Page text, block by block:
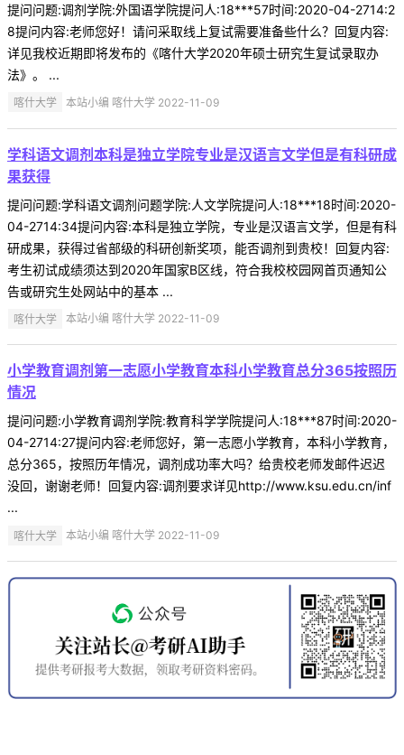
提问问题:调剂学院:外国语学院提问人:18***57时间:2020-04-2714:2
8提问内容:老师您好！请问采取线上复试需要准备些什么？回复内容:
详见我校近期即将发布的《喀什大学2020年硕士研究生复试录取办
法》。 ...
喀什大学 本站小编 喀什大学 2022-11-09
学科语文调剂本科是独立学院专业是汉语言文学但是有科研成
果获得
提问问题:学科语文调剂问题学院:人文学院提问人:18***18时间:2020-
04-2714:34提问内容:本科是独立学院，专业是汉语言文学，但是有科
研成果，获得过省部级的科研创新奖项，能否调剂到贵校！回复内容:
考生初试成绩须达到2020年国家B区线，符合我校校园网首页通知公
告或研究生处网站中的基本 ...
喀什大学 本站小编 喀什大学 2022-11-09
小学教育调剂第一志愿小学教育本科小学教育总分365按照历
情况
提问问题:小学教育调剂学院:教育科学学院提问人:18***87时间:2020-
04-2714:27提问内容:老师您好，第一志愿小学教育，本科小学教育，
总分365，按照历年情况，调剂成功率大吗？给贵校老师发邮件迟迟
没回，谢谢老师！回复内容:调剂要求详见http://www.ksu.edu.cn/inf
...
喀什大学 本站小编 喀什大学 2022-11-09